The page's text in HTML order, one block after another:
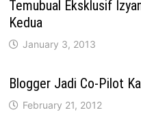
Temubual Eksklusif
Kedua
January 3, 2013
Blogger Jadi Co-Pilot
February 21, 2012